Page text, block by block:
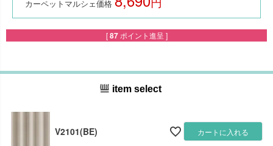
カーペットマルシェ価格
[ 87 ポイント進呈 ]
item select
V2101(BE) カートに入れる